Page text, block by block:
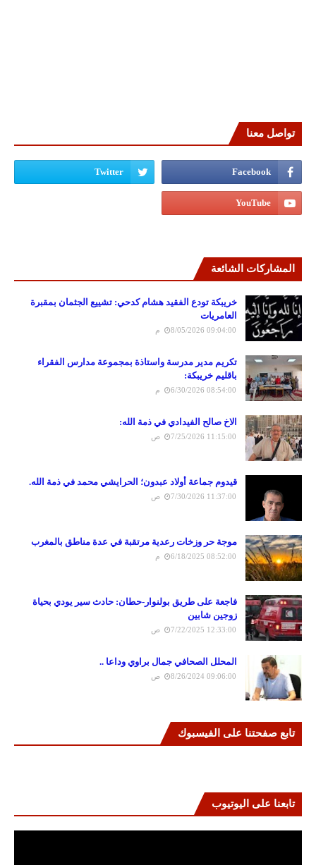
تواصل معنا
المشاركات الشائعة
خريبكة تودع الفقيد هشام كدحي: تشييع الجثمان بمقبرة
العامريات
8/05/2026 09:04:00 م
تكريم مدير مدرسة واستاذة بمجموعة مدارس الفقراء
باقليم خريبكة:
6/30/2026 08:54:00 م
الاخ صالح الفيدادي في ذمة الله:
7/25/2026 11:15:00 ص
قيدوم جماعة أولاد عبدون؛ الحرايشي محمد في ذمة الله.
7/30/2026 11:37:00 ص
موجة حر وزخات رعدية مرتقبة في عدة مناطق بالمغرب
6/18/2025 08:52:00 م
فاجعة على طريق بولنوار-حطان: حادث سير يودي بحياة
زوجين شابين
7/22/2025 12:33:00 ص
المحلل الصحافي جمال براوي وداعا ..
8/26/2024 09:06:00 ص
تابع صفحتنا على الفيسبوك
تابعنا على اليوتيوب